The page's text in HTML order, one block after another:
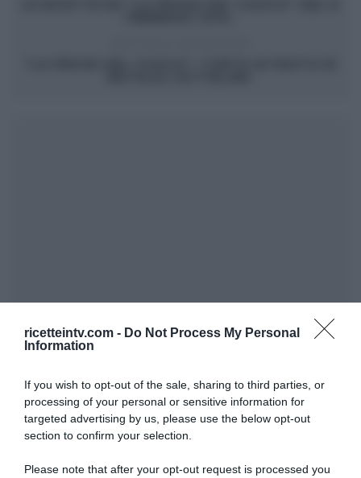
ricetteintv.com - Do Not Process My Personal
Information
If you wish to opt-out of the sale, sharing to third parties, or
processing of your personal or sensitive information for
targeted advertising by us, please use the below opt-out
section to confirm your selection.
Please note that after your opt-out request is processed you